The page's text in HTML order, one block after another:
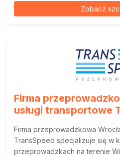
Zobacz
Firma
usługi transportowe
Firma przeprowadzkowa
TransSpeed specjalizuje się w
przeprowadzkach na terenie